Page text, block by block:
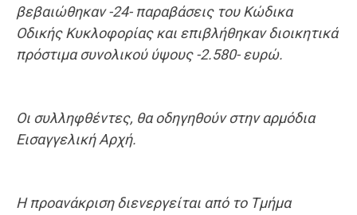
βεβαιώθηκαν -24- παραβάσεις του Κώδικα
Οδικής Κυκλοφορίας και επιβλήθηκαν διοικητικά
πρόστιμα συνολικού ύψους -2.580- ευρώ.
Οι συλληφθέντες, θα οδηγηθούν στην αρμόδια
Εισαγγελική Αρχή.
Η προανάκριση διενεργείται από το Τμήμα